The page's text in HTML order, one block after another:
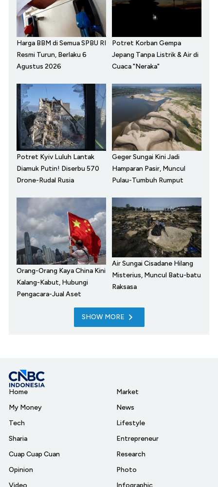
Harga BBM di Semua SPBU RI
Resmi Turun, Berlaku 6
Agustus 2026
Potret Korban Gempa
Jepang Tanpa Listrik & Air di
Cuaca "Neraka"
Potret Kyiv Luluh Lantak
Diamuk Putin! Diserbu 570
Drone-Rudal Rusia
Geger Sungai Kini Jadi
Hamparan Pasir, Muncul
Pulau-Tumbuh Rumput
Orang-Orang Kaya China Kini
Kalang-Kabut, Hubungi
Pengacara-Jual Aset
Air Sungai Cisadane Hilang
Misterius, Muncul Batu-batu
Raksasa
SHOW MORE
Home
My Money
Tech
Sharia
Cuap Cuap Cuan
Opinion
Market
News
Lifestyle
Entrepreneur
Research
Photo